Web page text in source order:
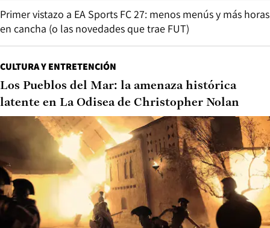
Primer vistazo a EA Sports FC 27: menos menús y más horas
en cancha (o las novedades que trae FUT)
CULTURA Y ENTRETENCIÓN
Los Pueblos del Mar: la amenaza histórica
latente en La Odisea de Christopher Nolan